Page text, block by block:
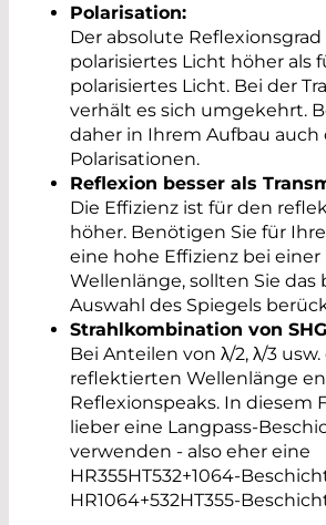
Polarisation:
Der absolute Reflexionsgrad
polarisiertes Licht höher als
polarisiertes Licht. Bei der
verhält es sich umgekehrt.
daher in Ihrem Aufbau auch
Polarisationen.
Reflexion besser als
Die Effizienz ist für den
höher. Benötigen Sie für
eine hohe Effizienz bei
Wellenlänge, sollten Sie das
Auswahl des Spiegels
Strahlkombination von
Bei Anteilen von λ/2, λ/3 usw.
reflektierten Wellenlänge
Reflexionspeaks. In diesem
lieber eine Langpass-
verwenden - also eher eine
HR355HT532+1064-
HR1064+532HT355-